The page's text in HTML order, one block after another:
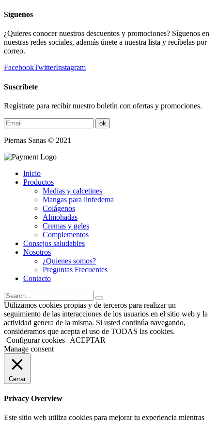
Síguenos
¿Quieres conocer nuestros descuentos y promociones? Síguenos en
nuestras redes sociales, además únete a nuestra lista y recíbelas por
correo.
FacebookTwitterInstagram
Suscribete
Regístrate para recibir nuestro boletín con ofertas y promociones.
Piernas Sanas © 2021
Inicio
Productos
Medias y calcetines
Mangas para linfedema
Colágenos
Almohadas
Cremas y geles
Complementos
Consejos saludables
Nosotros
¿Quienes somos?
Preguntas Frecuentes
Contacto
Utilizamos cookies propias y de terceros para realizar un
seguimiento de las interacciones de los usuarios en el sitio web y la
actividad genera de la misma. Si usted continúa navegando,
consideramos que acepta el uso de TODAS las cookies.
Configurar cookies
ACEPTAR
Manage consent
Cerrar
Privacy Overview
Este sitio web utiliza cookies para mejorar tu experiencia mientras